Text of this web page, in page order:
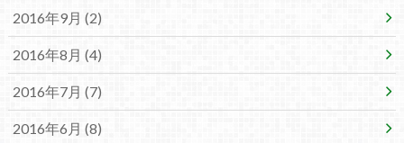
2016年9月 (2)
2016年8月 (4)
2016年7月 (7)
2016年6月 (8)